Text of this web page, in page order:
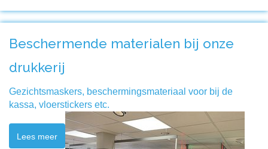
Beschermende materialen bij onze
drukkerij
Gezichtsmaskers, beschermingsmateriaal voor bij de
kassa, vloerstickers etc.
Lees meer